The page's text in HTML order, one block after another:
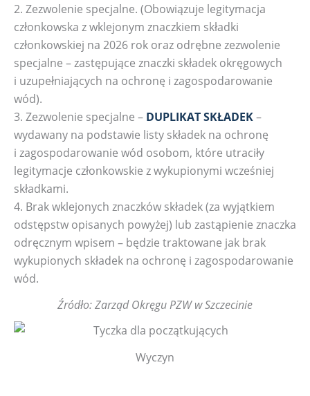
2. Zezwolenie specjalne. (Obowiązuje legitymacja
członkowska z wklejonym znaczkiem składki
członkowskiej na 2026 rok oraz odrębne zezwolenie
specjalne – zastępujące znaczki składek okręgowych
i uzupełniających na ochronę i zagospodarowanie
wód).
3. Zezwolenie specjalne – DUPLIKAT SKŁADEK–
wydawany na podstawie listy składek na ochronę
i zagospodarowanie wód osobom, które utraciły
legitymacje członkowskie z wykupionymi wcześniej
składkami.
4. Brak wklejonych znaczków składek (za wyjątkiem
odstępstw opisanych powyżej) lub zastąpienie znaczka
odręcznym wpisem – będzie traktowane jak brak
wykupionych składek na ochronę i zagospodarowanie
wód.
Źródło: Zarząd Okręgu PZW w Szczecinie
Wyczyn